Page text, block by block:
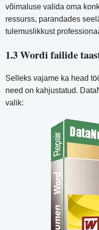
võimaluse valida oma
ressurss, parandades
tulemuslikkust
1.3 Wordi failide
Selleks vajame ka head
need on kahjustatud.
valik: